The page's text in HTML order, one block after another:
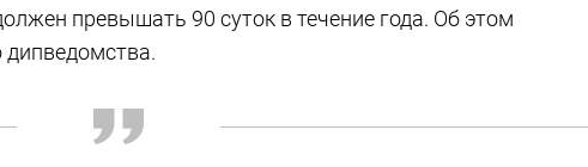
превышать 90 суток в течение года. Об этом
дипведомства.